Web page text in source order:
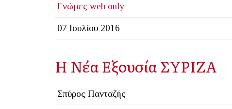
Γνώμες web only
07 Ιουλίου 2016
Η Νέα Εξουσία ΣΥΡΙΖΑ
Σπύρος Πανταζής